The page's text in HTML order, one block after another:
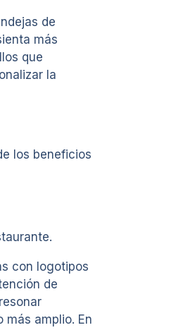
de
más
que
la
los beneficios
con logotipos
de
amplio. En